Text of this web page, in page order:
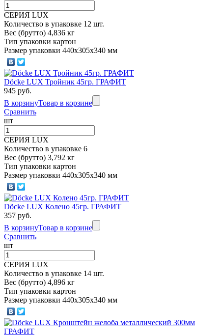
СЕРИЯ LUX
Количество в упаковке 12 шт.
Вес (брутто) 4,836 кг
Тип упаковки картон
Размер упаковки 440х305х340 мм
Döcke LUX Тройник 45гр. ГРАФИТ
945 руб.
В корзинуТовар в корзине
Сравнить
шт
СЕРИЯ LUX
Количество в упаковке 6
Вес (брутто) 3,792 кг
Тип упаковки картон
Размер упаковки 440х305х340 мм
Döcke LUX Колено 45гр. ГРАФИТ
357 руб.
В корзинуТовар в корзине
Сравнить
шт
СЕРИЯ LUX
Количество в упаковке 14 шт.
Вес (брутто) 4,896 кг
Тип упаковки картон
Размер упаковки 440х305х340 мм